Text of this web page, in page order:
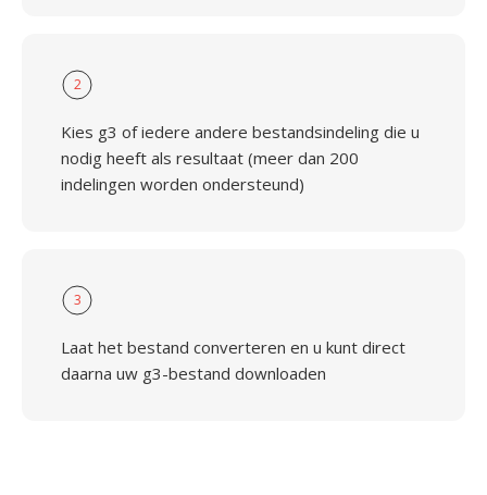
2
Kies g3 of iedere andere bestandsindeling die u
nodig heeft als resultaat (meer dan 200
indelingen worden ondersteund)
3
Laat het bestand converteren en u kunt direct
daarna uw g3-bestand downloaden